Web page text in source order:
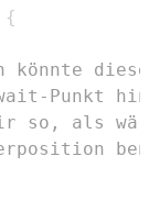
{
könnte
Punkt
so, als